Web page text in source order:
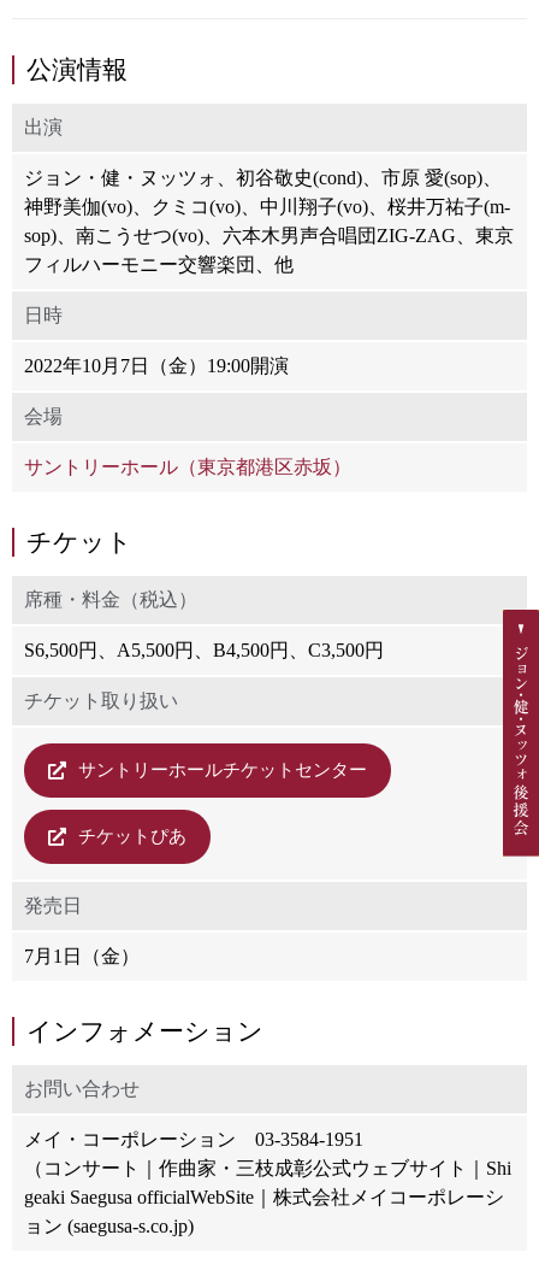
公演情報
出演
ジョン・健・ヌッツォ、初谷敬史(cond)、市原 愛(sop)、
神野美伽(vo)、クミコ(vo)、中川翔子(vo)、桜井万祐子(m-
sop)、南こうせつ(vo)、六本木男声合唱団ZIG-ZAG、東京
フィルハーモニー交響楽団、他
日時
2022年10月7日（金）19:00開演
会場
サントリーホール（東京都港区赤坂）
チケット
席種・料金（税込）
S6,500円、A5,500円、B4,500円、C3,500円
チケット取り扱い
サントリーホールチケットセンター
チケットぴあ
発売日
7月1日（金）
インフォメーション
お問い合わせ
メイ・コーポレーション 03-3584-1951
（コンサート｜作曲家・三枝成彰公式ウェブサイト｜Shi
geaki Saegusa officialWebSite｜株式会社メイコーポレーシ
ョン (saegusa-s.co.jp)